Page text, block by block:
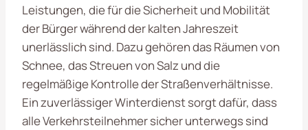
Leistungen, die für die Sicherheit und Mobilität
der Bürger während der kalten Jahreszeit
unerlässlich sind. Dazu gehören das Räumen von
Schnee, das Streuen von Salz und die
regelmäßige Kontrolle der Straßenverhältnisse.
Ein zuverlässiger Winterdienst sorgt dafür, dass
alle Verkehrsteilnehmer sicher unterwegs sind